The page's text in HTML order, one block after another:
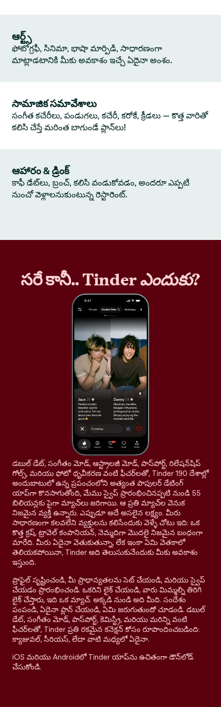
ఆర్ట్స్
ఫోటోగ్రఫీ, సినిమా, భాషా మార్పిడి, సాధారణంగా
మాట్లాడటానికి మీకు అవకాశం ఇచ్చే ఏదైనా అంశం.
సామాజిక సమావేశాలు
సంగీత కచేరీలు, పండుగలు, కచేరీ, కరోకే, క్రీడలు — కొత్త వారితో
కలిసి చేస్తే మరింత బాగుండే ప్లాన్‌లు!
ఆహారం & డ్రింక్
కాఫీ డేట్‌లు, బ్రంచ్, కలిసి వండుకోవడం, అందరూ ఎప్పటి
నుంచో వెళ్లాలనుకుంటున్న రెస్టారెంట్.
సరే కానీ.. Tinderఎందుకు?
డబుల్ డేట్, సంగీతం మోడ్, ఆస్ట్రాలజీ మోడ్, పాస్‌పోర్ట్, రిలేషన్‌షిప్
గోల్స్, మరియు ఫోటో ధృవీకరణ వంటి ఫీచర్‌లతో, Tinder 190 దేశాల్లో
అందుబాటులో ఉన్న ప్రపంచంలోని అత్యంత పాపులర్ డేటింగ్
యాప్‌గా కొనసాగుతోంది, మేము స్వైప్ ప్రారంభించినప్పటి నుండి 55
బిలియన్లకు పైగా మ్యాచ్‌లు జరిగాయి. ఆ ప్రతి మ్యాచ్‌ల వెనుక
నిజమైన వ్యక్తి ఉన్నారు. ఎప్పుడూ అదే అసలైన లక్ష్యం. మీరు
సాధారణంగా కలవలేని వ్యక్తులను కలిసేందుకు వెళ్ళే చోటు ఇది: ఒక
కొత్త క్రష్, ట్రావెల్ కంపానియన్, నెమ్మదిగా మొదలై నిజమైన బంధంగా
మారేది. మీరు ఏదైనా వెతుకుతున్నా, లేక ఇంకా ఏమి వెతకాలో
తెలియకపోయినా, Tinder అది తెలుసుకునేందుకు మీకు అవకాశం
ఇస్తుంది.
ప్రొఫైల్ సృష్టించండి, మీ ప్రాధాన్యతలను సెట్ చేయండి, మరియు స్వైప్
చేయడం ప్రారంభించండి. ఒకరిని లైక్ చేయండి, వారు మిమ్మల్ని తిరిగి
లైక్ చేస్తారు, ఇది ఒక మ్యాచ్. అక్కడి నుండి అది మీది. సందేశం
పంపండి, ఏదైనా ప్లాన్ చేయండి, ఏమి జరుగుతుందో చూడండి. డబుల్
డేట్, సంగీతం మోడ్, పాస్‌పోర్ట్, కెమిస్ట్రీ, మరియు మరిన్ని వంటి
ఫీచర్‌లతో, Tinder ప్రతి రకమైన కనెక్షన్ కోసం రూపొందించబడింది:
క్యాజువల్, సీరియస్, లేదా వాటి మధ్యలో ఏదైనా.
iOS మరియు Androidలో Tinder యాప్‌ను ఉచితంగా డౌన్‌లోడ్
చేసుకోండి.